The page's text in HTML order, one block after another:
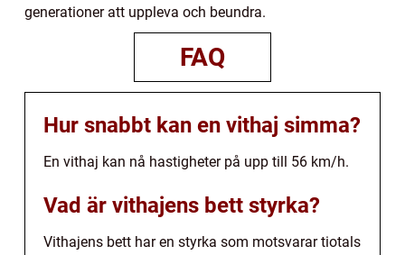
generationer att uppleva och beundra.
FAQ
Hur snabbt kan en vithaj simma?
En vithaj kan nå hastigheter på upp till 56 km/h.
Vad är vithajens bett styrka?
Vithajens bett har en styrka som motsvarar tiotals